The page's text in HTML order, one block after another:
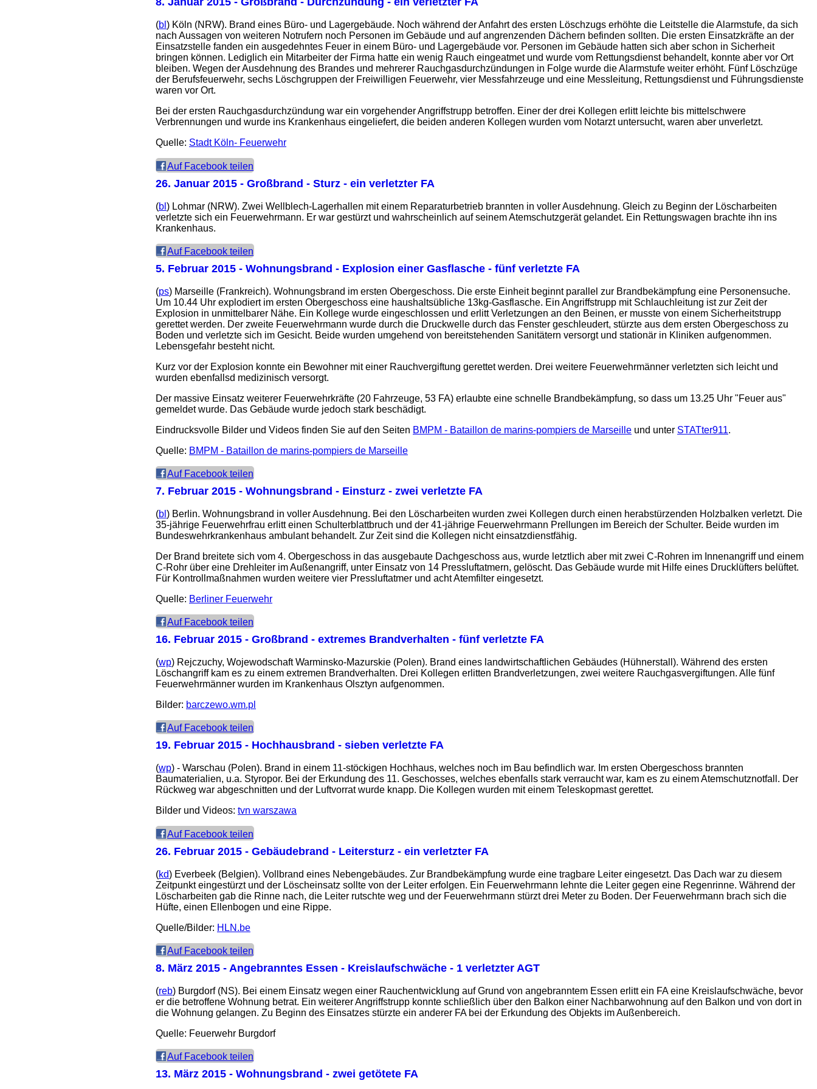
(bl ) Köln (NRW). Brand eines Büro- und Lagergebäude. Noch während der Anfahrt des ersten Löschzugs erhöhte die Leitstelle die Alarmstufe, da sich
nach Aussagen von weiteren Notrufern noch Personen im Gebäude und auf angrenzenden Dächern befinden sollten. Die ersten Einsatzkräfte an der
Einsatzstelle fanden ein ausgedehntes Feuer in einem Büro- und Lagergebäude vor. Personen im Gebäude hatten sich aber schon in Sicherheit
bringen können. Lediglich ein Mitarbeiter der Firma hatte ein wenig Rauch eingeatmet und wurde vom Rettungsdienst behandelt, konnte aber vor Ort
bleiben. Wegen der Ausdehnung des Brandes und mehrerer Rauchgasdurchzündungen in Folge wurde die Alarmstufe weiter erhöht. Fünf Löschzüge
der Berufsfeuerwehr, sechs Löschgruppen der Freiwilligen Feuerwehr, vier Messfahrzeuge und eine Messleitung, Rettungsdienst und Führungsdienste
waren vor Ort.
Bei der ersten Rauchgasdurchzündung war ein vorgehender Angriffstrupp betroffen. Einer der drei Kollegen erlitt leichte bis mittelschwere
Verbrennungen und wurde ins Krankenhaus eingeliefert, die beiden anderen Kollegen wurden vom Notarzt untersucht, waren aber unverletzt.
Quelle: Stadt Köln- Feuerwehr
Auf Facebook teilen
26. Januar 2015 - Großbrand - Sturz - ein verletzter FA
(bl ) Lohmar (NRW). Zwei Wellblech-Lagerhallen mit einem Reparaturbetrieb brannten in voller Ausdehnung. Gleich zu Beginn der Löscharbeiten
verletzte sich ein Feuerwehrmann. Er war gestürzt und wahrscheinlich auf seinem Atemschutzgerät gelandet. Ein Rettungswagen brachte ihn ins
Krankenhaus.
Auf Facebook teilen
5. Februar 2015 - Wohnungsbrand - Explosion einer Gasflasche - fünf verletzte FA
(ps) Marseille (Frankreich). Wohnungsbrand im ersten Obergeschoss. Die erste Einheit beginnt parallel zur Brandbekämpfung eine Personensuche.
Um 10.44 Uhr explodiert im ersten Obergeschoss eine haushaltsübliche 13kg-Gasflasche. Ein Angriffstrupp mit Schlauchleitung ist zur Zeit der
Explosion in unmittelbarer Nähe. Ein Kollege wurde eingeschlossen und erlitt Verletzungen an den Beinen, er musste von einem Sicherheitstrupp
gerettet werden. Der zweite Feuerwehrmann wurde durch die Druckwelle durch das Fenster geschleudert, stürzte aus dem ersten Obergeschoss zu
Boden und verletzte sich im Gesicht. Beide wurden umgehend von bereitstehenden Sanitätern versorgt und stationär in Kliniken aufgenommen.
Lebensgefahr besteht nicht.
Kurz vor der Explosion konnte ein Bewohner mit einer Rauchvergiftung gerettet werden. Drei weitere Feuerwehrmänner verletzten sich leicht und
wurden ebenfallsd medizinisch versorgt.
Der massive Einsatz weiterer Feuerwehrkräfte (20 Fahrzeuge, 53 FA) erlaubte eine schnelle Brandbekämpfung, so dass um 13.25 Uhr "Feuer aus"
gemeldet wurde. Das Gebäude wurde jedoch stark beschädigt.
Eindrucksvolle Bilder und Videos finden Sie auf den Seiten BMPM - Bataillon de marins-pompiers de Marseille und unter STATter911.
Quelle: BMPM - Bataillon de marins-pompiers de Marseille
Auf Facebook teilen
7. Februar 2015 - Wohnungsbrand - Einsturz - zwei verletzte FA
(bl ) Berlin. Wohnungsbrand in voller Ausdehnung. Bei den Löscharbeiten wurden zwei Kollegen durch einen herabstürzenden Holzbalken verletzt. Die
35-jährige Feuerwehrfrau erlitt einen Schulterblattbruch und der 41-jährige Feuerwehrmann Prellungen im Bereich der Schulter. Beide wurden im
Bundeswehrkrankenhaus ambulant behandelt. Zur Zeit sind die Kollegen nicht einsatzdienstfähig.
Der Brand breitete sich vom 4. Obergeschoss in das ausgebaute Dachgeschoss aus, wurde letztlich aber mit zwei C-Rohren im Innenangriff und einem
C-Rohr über eine Drehleiter im Außenangriff, unter Einsatz von 14 Pressluftatmern, gelöscht. Das Gebäude wurde mit Hilfe eines Drucklüfters belüftet.
Für Kontrollmaßnahmen wurden weitere vier Pressluftatmer und acht Atemfilter eingesetzt.
Quelle: Berliner Feuerwehr
Auf Facebook teilen
16. Februar 2015 - Großbrand - extremes Brandverhalten - fünf verletzte FA
(wp) Rejczuchy, Wojewodschaft Warminsko-Mazurskie (Polen). Brand eines landwirtschaftlichen Gebäudes (Hühnerstall). Während des ersten
Löschangriff kam es zu einem extremen Brandverhalten. Drei Kollegen erlitten Brandverletzungen, zwei weitere Rauchgasvergiftungen. Alle fünf
Feuerwehrmänner wurden im Krankenhaus Olsztyn aufgenommen.
Bilder: barczewo.wm.pl
Auf Facebook teilen
19. Februar 2015 - Hochhausbrand - sieben verletzte FA
(wp) - Warschau (Polen). Brand in einem 11-stöckigen Hochhaus, welches noch im Bau befindlich war. Im ersten Obergeschoss brannten
Baumaterialien, u.a. Styropor. Bei der Erkundung des 11. Geschosses, welches ebenfalls stark verraucht war, kam es zu einem Atemschutznotfall. Der
Rückweg war abgeschnitten und der Luftvorrat wurde knapp. Die Kollegen wurden mit einem Teleskopmast gerettet.
Bilder und Videos: tvn warszawa
Auf Facebook teilen
26. Februar 2015 - Gebäudebrand - Leitersturz - ein verletzter FA
(kd) Everbeek (Belgien). Vollbrand eines Nebengebäudes. Zur Brandbekämpfung wurde eine tragbare Leiter eingesetzt. Das Dach war zu diesem
Zeitpunkt eingestürzt und der Löscheinsatz sollte von der Leiter erfolgen. Ein Feuerwehrmann lehnte die Leiter gegen eine Regenrinne. Während der
Löscharbeiten gab die Rinne nach, die Leiter rutschte weg und der Feuerwehrmann stürzt drei Meter zu Boden. Der Feuerwehrmann brach sich die
Hüfte, einen Ellenbogen und eine Rippe.
Quelle/Bilder: HLN.be
Auf Facebook teilen
8. März 2015 - Angebranntes Essen - Kreislaufschwäche - 1 verletzter AGT
(reb) Burgdorf (NS). Bei einem Einsatz wegen einer Rauchentwicklung auf Grund von angebranntem Essen erlitt ein FA eine Kreislaufschwäche, bevor
er die betroffene Wohnung betrat. Ein weiterer Angriffstrupp konnte schließlich über den Balkon einer Nachbarwohnung auf den Balkon und von dort in
die Wohnung gelangen. Zu Beginn des Einsatzes stürzte ein anderer FA bei der Erkundung des Objekts im Außenbereich.
Quelle: Feuerwehr Burgdorf
Auf Facebook teilen
13. März 2015 - Wohnungsbrand - zwei getötete FA